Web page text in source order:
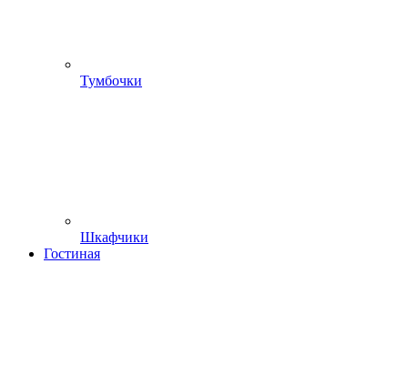
Тумбочки
Шкафчики
Гостиная